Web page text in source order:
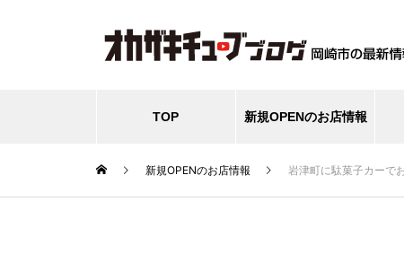
TOP 新規OPENのお店情報
新規OPENのお店情報 岩津町に駄菓子カーで